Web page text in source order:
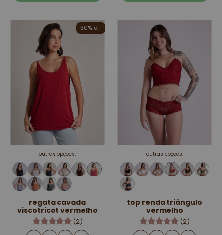
30% off
outras opções:
regata cavada
viscotricot vermelho
(2)
outras opções:
top renda triângulo
vermelho
(2)